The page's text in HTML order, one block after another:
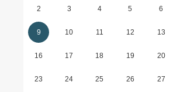
2 3 4 5 6
9 10 11 12 13
16 17 18 19 20
23 24 25 26 27